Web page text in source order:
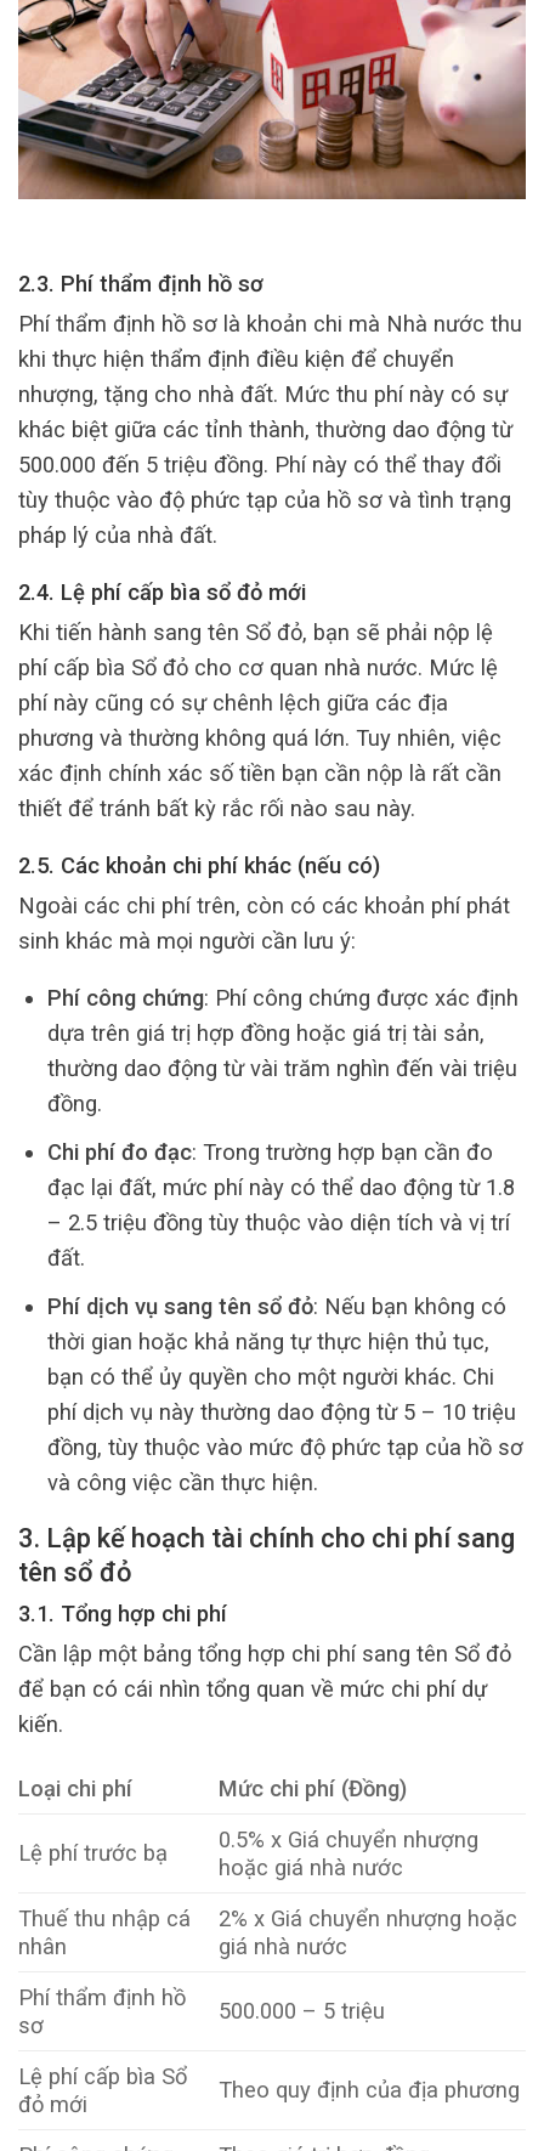
2.3. Phí thẩm định hồ sơ
Phí thẩm định hồ sơ là khoản chi mà Nhà nước thu
khi thực hiện thẩm định điều kiện để chuyển
nhượng, tặng cho nhà đất. Mức thu phí này có sự
khác biệt giữa các tỉnh thành, thường dao động từ
500.000 đến 5 triệu đồng. Phí này có thể thay đổi
tùy thuộc vào độ phức tạp của hồ sơ và tình trạng
pháp lý của nhà đất.
2.4. Lệ phí cấp bìa sổ đỏ mới
Khi tiến hành sang tên Sổ đỏ, bạn sẽ phải nộp lệ
phí cấp bìa Sổ đỏ cho cơ quan nhà nước. Mức lệ
phí này cũng có sự chênh lệch giữa các địa
phương và thường không quá lớn. Tuy nhiên, việc
xác định chính xác số tiền bạn cần nộp là rất cần
thiết để tránh bất kỳ rắc rối nào sau này.
2.5. Các khoản chi phí khác (nếu có)
Ngoài các chi phí trên, còn có các khoản phí phát
sinh khác mà mọi người cần lưu ý:
Phí công chứng: Phí công chứng được xác định
dựa trên giá trị hợp đồng hoặc giá trị tài sản,
thường dao động từ vài trăm nghìn đến vài triệu
đồng.
Chi phí đo đạc: Trong trường hợp bạn cần đo
đạc lại đất, mức phí này có thể dao động từ 1.8
– 2.5 triệu đồng tùy thuộc vào diện tích và vị trí
đất.
Phí dịch vụ sang tên sổ đỏ: Nếu bạn không có
thời gian hoặc khả năng tự thực hiện thủ tục,
bạn có thể ủy quyền cho một người khác. Chi
phí dịch vụ này thường dao động từ 5 – 10 triệu
đồng, tùy thuộc vào mức độ phức tạp của hồ sơ
và công việc cần thực hiện.
3. Lập kế hoạch tài chính cho chi phí sang
tên sổ đỏ
3.1. Tổng hợp chi phí
Cần lập một bảng tổng hợp chi phí sang tên Sổ đỏ
để bạn có cái nhìn tổng quan về mức chi phí dự
kiến.
Loại chi phí Mức chi phí (Đồng)
Lệ phí trước bạ
0.5% x Giá chuyển nhượng
hoặc giá nhà nước
Thuế thu nhập cá
nhân
2% x Giá chuyển nhượng hoặc
giá nhà nước
Phí thẩm định hồ
sơ
500.000 – 5 triệu
Lệ phí cấp bìa Sổ
đỏ mới
Theo quy định của địa phương